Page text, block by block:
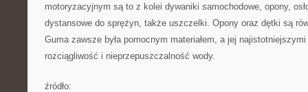
motoryzacyjnym są to z kolei dywaniki samochodowe, opony,
dystansowe do sprężyn, także uszczelki. Opony oraz dętki są
Guma zawsze była pomocnym materiałem, a jej
rozciągliwość i nieprzepuszczalność wody.
źródło: